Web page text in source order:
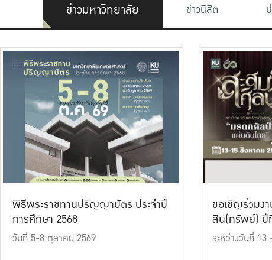
ข่าวมหาวิทยาลัย ข่าวนิสิต
พิธีพระราชทานปริญญาบัตร ประจำปี
การศึกษา 2568
วันที่ 5-8 ตุลาคม 2569
ขอเชิญร่วมง
สิน(ทรัพย์) ปี
ระหว่างวันที่